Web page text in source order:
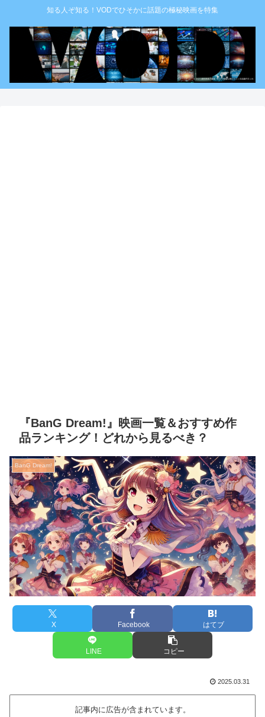
知る人ぞ知る！VODでひそかに話題の極秘映画を特集
『BanG Dream!』映画一覧＆おすすめ作
品ランキング！どれから見るべき？
BanG Dream!
X Facebook はてブ
LINE コピー
2025.03.31
記事内に広告が含まれています。